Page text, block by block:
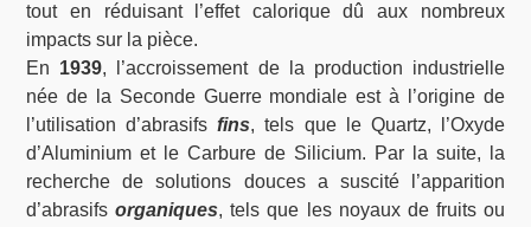
tout en réduisant l’effet calorique dû aux nombreux
impacts sur la pièce.
En 1939, l’accroissement de la production industrielle
née de la Seconde Guerre mondiale est à l’origine de
l’utilisation d’abrasifsfins, tels que le Quartz, l’Oxyde
d’Aluminium et le Carbure de Silicium. Par la suite, la
recherche de solutions douces a suscité l’apparition
d’abrasifsorganiques, tels que les noyaux de fruits ou